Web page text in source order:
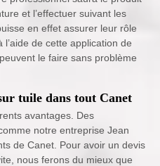
et l’effectuer suivant les
en effet assurer leur rôle
l’aide de cette application de
le faire sans problème
tuile dans tout Canet
avantages. Des
notre entreprise Jean
de Canet. Pour avoir un devis
nous ferons du mieux que